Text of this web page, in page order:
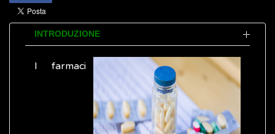
INTRODUZIONE
I farmaci